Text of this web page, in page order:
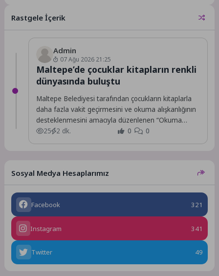
biçimde...
Rastgele İçerik
Admin
07 Ağu 2026 21:25
Maltepe’de çocuklar kitapların renkli
dünyasında buluştu
Maltepe Belediyesi tarafından çocukların kitaplarla
daha fazla vakit geçirmesini ve okuma alışkanlığının
desteklenmesini amacıyla düzenlenen “Okuma
Etkinliği”, ailelerin yoğun katılımıyla...
25 2 dk. 0 0
Sosyal Medya Hesaplarımız
Facebook 321
Instagram 341
Twitter 49